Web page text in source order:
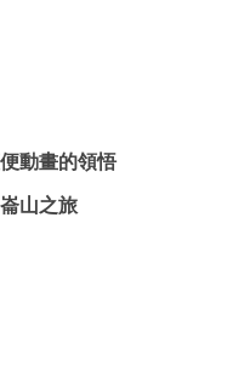
動畫的領悟
山之旅